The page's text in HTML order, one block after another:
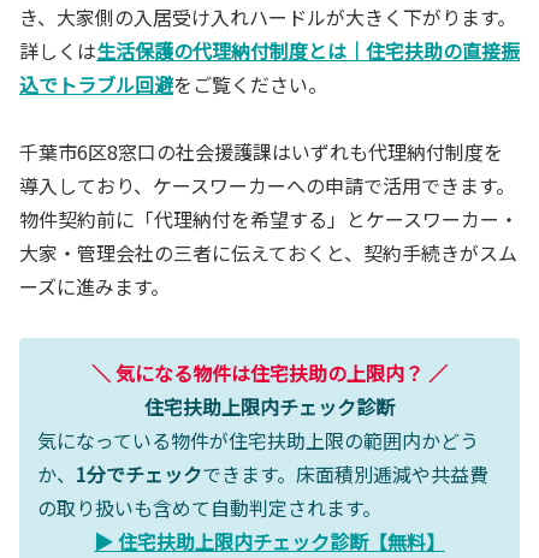
き、大家側の入居受け入れハードルが大きく下がります。
詳しくは生活保護の代理納付制度とは｜住宅扶助の直接振
込でトラブル回避をご覧ください。
千葉市6区8窓口の社会援護課はいずれも代理納付制度を
導入しており、ケースワーカーへの申請で活用できます。
物件契約前に「代理納付を希望する」とケースワーカー・
大家・管理会社の三者に伝えておくと、契約手続きがスム
ーズに進みます。
＼ 気になる物件は住宅扶助の上限内？ ／
住宅扶助上限内チェック診断
気になっている物件が住宅扶助上限の範囲内かどう
か、 1分でチェックできます。床面積別逓減や共益費
の取り扱いも含めて自動判定されます。
▶ 住宅扶助上限内チェック診断【無料】